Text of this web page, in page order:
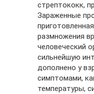
стрептококк,
Зараженные
размножения
человеческий
сильнейшую
дополнено у
симптомами,
температуры,